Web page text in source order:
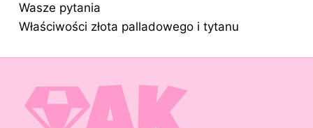
Wasze pytania
Właściwości złota palladowego i tytanu